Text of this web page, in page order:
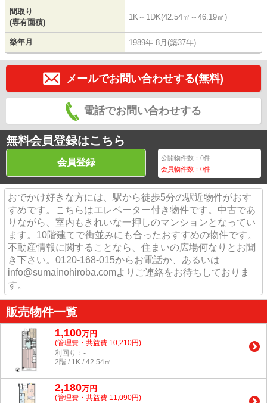
間取り
(専有面積)
1K～1DK(42.54㎡～46.19㎡)
築年月 1989年 8月(築37年)
メールでお問い合わせする(無料)
電話でお問い合わせする
無料会員登録はこちら
会員登録 公開物件数：0件
会員物件数：0件
おでかけ好きな方には、駅から徒歩5分の駅近物件がおす
すめです。こちらはエレベーター付き物件です。中古であ
りながら、室内もきれいな一押しのマンションとなってい
ます。10階建てで街並みにも合ったおすすめの物件です。
不動産情報に関することなら、住まいの広場何なりとお聞
き下さい。0120-168-015からお電話か、あるいは
info@sumainohiroba.comよりご連絡をお待ちしておりま
す。
販売物件一覧
1,100万円
(管理費・共益費 10,210円)
利回り：-
2階 / 1K / 42.54㎡
2,180万円
(管理費・共益費 11,090円)